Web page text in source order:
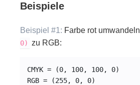
Beispiele
Beispiel #1: Farbe rot umwandeln
0)
zu RGB:
CMYK = (0, 100, 100, 0)
RGB = (255, 0, 0)